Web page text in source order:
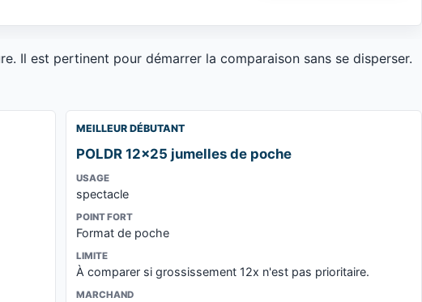
Il est pertinent pour démarrer la comparaison sans se disperser.
MEILLEUR DÉBUTANT
POLDR 12x25 jumelles de poche
USAGE
spectacle
POINT FORT
Format de poche
LIMITE
À comparer si grossissement 12x n'est pas prioritaire.
MARCHAND